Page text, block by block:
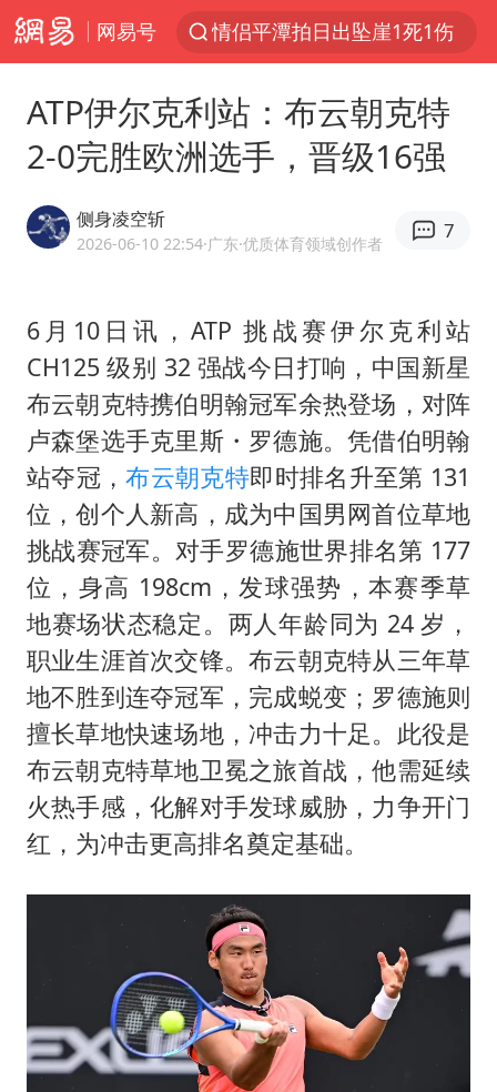
网易号
情侣平潭拍日出坠崖1死1伤
全民健身事业高质量发展
几元成本的AI广告导致千万市值蒸发
台当局重金为“台独”织“皇帝新衣”
郑丽文：台湾从来没有“独立”过
商场现钱学森巨幅海报 负责人回应
乐享全民健身 共筑健康中国
ATP伊尔克利站：布云朝克特
2-0完胜欧洲选手，晋级16强
侧身凌空斩
2026-06-10 22:54·广东·优质体育领域创作者
7
6月10日讯，ATP 挑战赛伊尔克利站
CH125 级别 32 强战今日打响，中国新星
布云朝克特携伯明翰冠军余热登场，对阵
卢森堡选手克里斯・罗德施。凭借伯明翰
站夺冠，布云朝克特即时排名升至第 131
位，创个人新高，成为中国男网首位草地
挑战赛冠军。对手罗德施世界排名第 177
位，身高 198cm，发球强势，本赛季草
地赛场状态稳定。两人年龄同为 24 岁，
职业生涯首次交锋。布云朝克特从三年草
地不胜到连夺冠军，完成蜕变；罗德施则
擅长草地快速场地，冲击力十足。此役是
布云朝克特草地卫冕之旅首战，他需延续
火热手感，化解对手发球威胁，力争开门
红，为冲击更高排名奠定基础。